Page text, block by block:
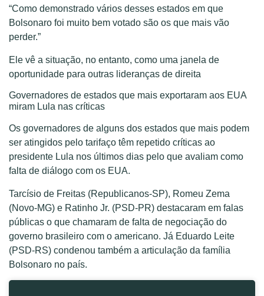
“Como demonstrado vários desses estados em que
Bolsonaro foi muito bem votado são os que mais vão
perder.”
Ele vê a situação, no entanto, como uma janela de
oportunidade para outras lideranças de direita
Governadores de estados que mais exportaram aos EUA
miram Lula nas críticas
Os governadores de alguns dos estados que mais podem
ser atingidos pelo tarifaço têm repetido críticas ao
presidente Lula nos últimos dias pelo que avaliam como
falta de diálogo com os EUA.
Tarcísio de Freitas (Republicanos-SP), Romeu Zema
(Novo-MG) e Ratinho Jr. (PSD-PR) destacaram em falas
públicas o que chamaram de falta de negociação do
governo brasileiro com o americano. Já Eduardo Leite
(PSD-RS) condenou também a articulação da família
Bolsonaro no país.